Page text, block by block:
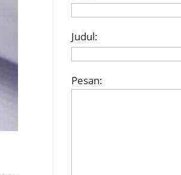
Judul:
Pesan: